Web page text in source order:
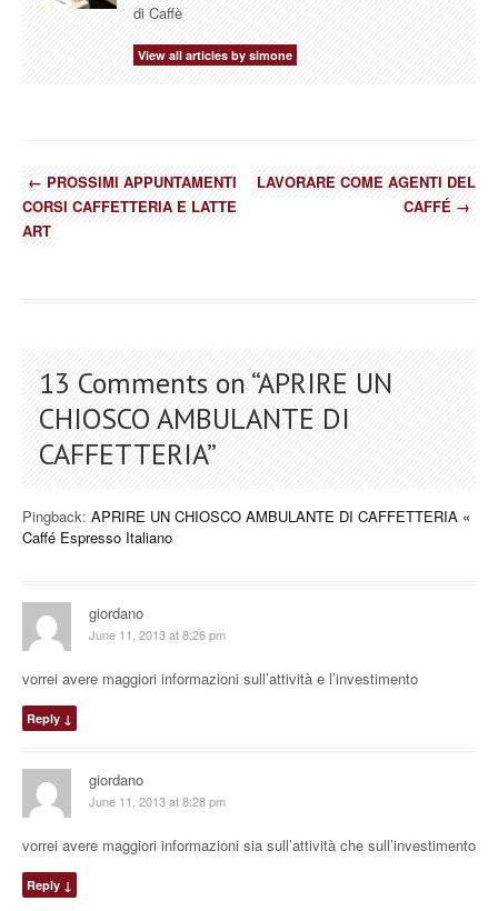
di Caffè
View all articles by simone
←PROSSIMI APPUNTAMENTI
CORSI CAFFETTERIA E LATTE
ART
LAVORARE COME AGENTI DEL
CAFFÉ→
13 Comments on “APRIRE UN
CHIOSCO AMBULANTE DI
CAFFETTERIA”
Pingback: APRIRE UN CHIOSCO AMBULANTE DI CAFFETTERIA «
Caffé Espresso Italiano
giordano
June 11, 2013 at 8:26 pm
vorrei avere maggiori informazioni sull’attività e l’investimento
Reply ↓
giordano
June 11, 2013 at 8:28 pm
vorrei avere maggiori informazioni sia sull’attività che sull’investimento
Reply ↓